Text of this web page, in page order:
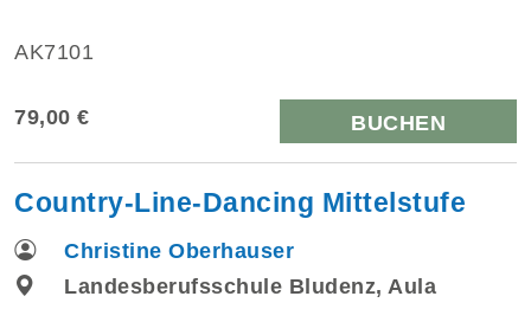
AK7101
79,00 € BUCHEN
Country-Line-Dancing Mittelstufe
Christine Oberhauser
Landesberufsschule Bludenz, Aula